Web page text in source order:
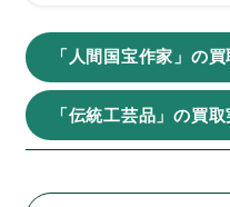
「人間国宝作家」の
「伝統工芸品」の買